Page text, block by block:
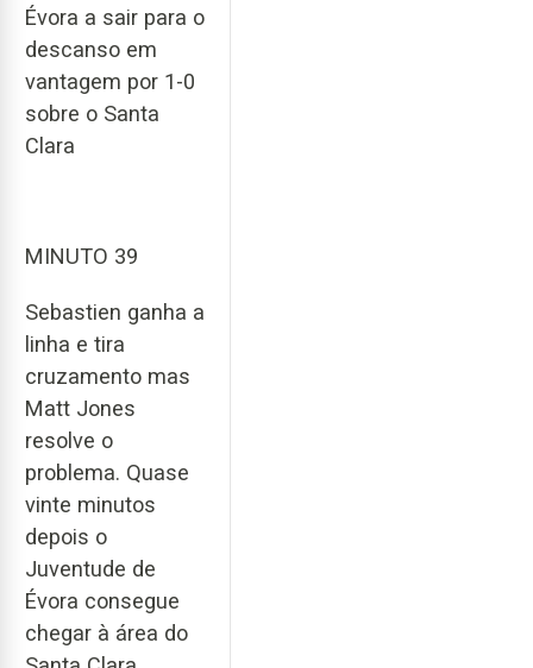
Évora a sair para o
descanso em
vantagem por 1-0
sobre o Santa
Clara
MINUTO 39
Sebastien ganha a
linha e tira
cruzamento mas
Matt Jones
resolve o
problema. Quase
vinte minutos
depois o
Juventude de
Évora consegue
chegar à área do